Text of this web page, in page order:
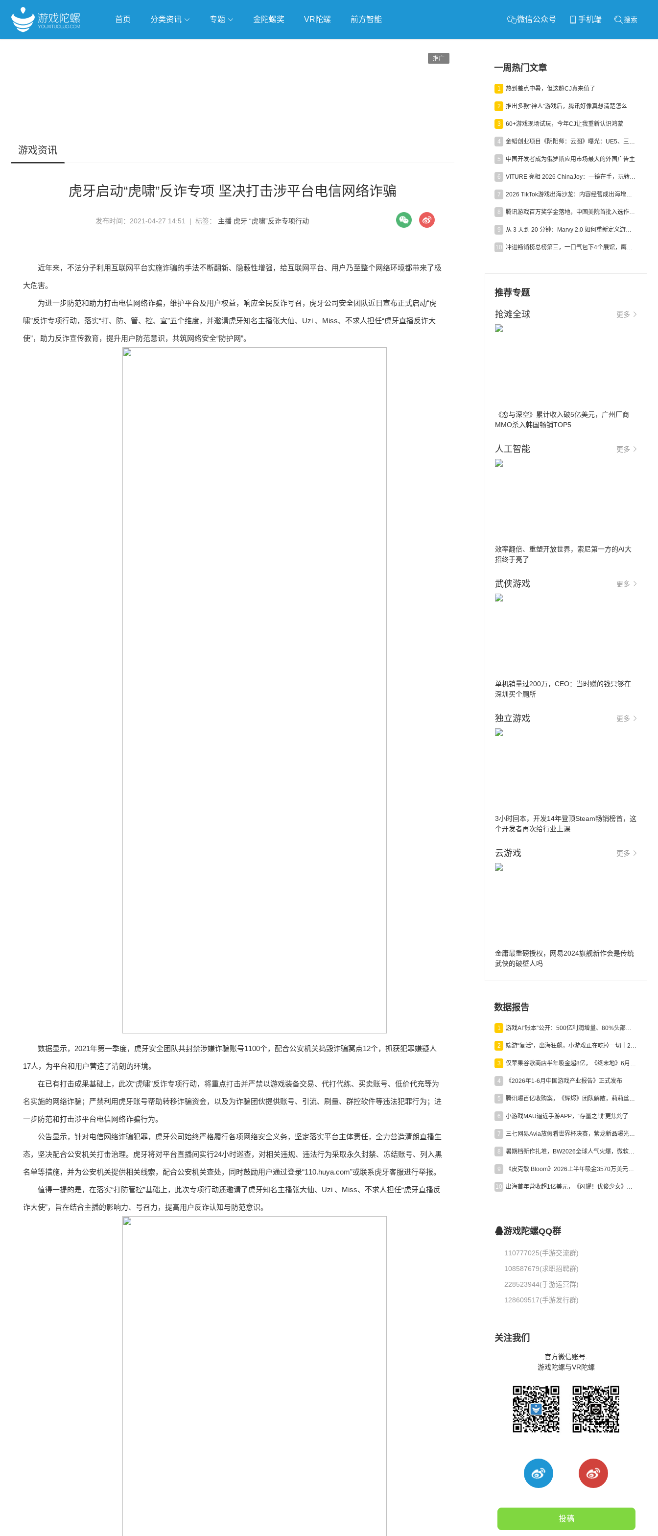
首页 分类资讯 专题 金陀螺奖 VR陀螺 前方智能 微信公众号 手机端 搜索
推广
游戏资讯
虎牙启动“虎啸”反诈专项 坚决打击涉平台电信网络诈骗
发布时间：2021-04-27 14:51 | 标签： 主播 虎牙 “虎啸”反诈专项行动
近年来，不法分子利用互联网平台实施诈骗的手法不断翻新、隐蔽性增强，给互联网平台、用户乃至整个网络环境都带来了极
大危害。
为进一步防范和助力打击电信网络诈骗，维护平台及用户权益，响应全民反诈号召，虎牙公司安全团队近日宣布正式启动“虎
啸”反诈专项行动，落实“打、防、管、控、宣”五个维度，并邀请虎牙知名主播张大仙、Uzi 、Miss、不求人担任“虎牙直播反诈大
使”，助力反诈宣传教育，提升用户防范意识，共筑网络安全“防护网”。
数据显示，2021年第一季度，虎牙安全团队共封禁涉嫌诈骗账号1100个，配合公安机关捣毁诈骗窝点12个，抓获犯罪嫌疑人
17人，为平台和用户营造了清朗的环境。
在已有打击成果基础上，此次“虎啸”反诈专项行动，将重点打击并严禁以游戏装备交易、代打代练、买卖账号、低价代充等为
名实施的网络诈骗；严禁利用虎牙账号帮助转移诈骗资金，以及为诈骗团伙提供账号、引流、刷量、群控软件等违法犯罪行为；进
一步防范和打击涉平台电信网络诈骗行为。
公告显示，针对电信网络诈骗犯罪，虎牙公司始终严格履行各项网络安全义务，坚定落实平台主体责任，全力营造清朗直播生
态，坚决配合公安机关打击治理。虎牙将对平台直播间实行24小时巡查，对相关违规、违法行为采取永久封禁、冻结账号、列入黑
名单等措施，并为公安机关提供相关线索，配合公安机关查处，同时鼓励用户通过登录“110.huya.com”或联系虎牙客服进行举报。
值得一提的是，在落实“打防管控”基础上，此次专项行动还邀请了虎牙知名主播张大仙、Uzi 、Miss、不求人担任“虎牙直播反
诈大使”，旨在结合主播的影响力、号召力，提高用户反诈认知与防范意识。
一周热门文章
1 热到差点中暑，但这趟CJ真来值了
2 推出多款“神人”游戏后，腾讯好像真想清楚怎么做二次元了
3 60+游戏现场试玩，今年CJ让我重新认识鸿蒙
4 金韬创业项目《阴阳师：云图》曝光：UE5、三端互通、ARPG
5 中国开发者成为俄罗斯应用市场最大的外国广告主
6 VITURE 亮相 2026 ChinaJoy：一镜在手，玩转全场！
7 2026 TikTok游戏出海沙龙：内容经营成出海增长新引擎
8 腾讯游戏百万奖学金落地，中国美院首批入选作品获业内关注
9 从 3 天到 20 分钟：Marvy 2.0 如何重新定义游戏出海营销效率？
10 冲进畅销榜总榜第三，一口气包下4个展馆，鹰角把嘉年华做爆了
推荐专题
抢滩全球 更多
《恋与深空》累计收入破5亿美元，广州厂商
MMO杀入韩国畅销TOP5
人工智能 更多
效率翻倍、重塑开放世界，索尼第一方的AI大
招终于亮了
武侠游戏 更多
单机销量过200万，CEO：当时赚的钱只够在
深圳买个厕所
独立游戏 更多
3小时回本，开发14年登顶Steam畅销榜首，这
个开发者再次给行业上课
云游戏 更多
金庸最重磅授权，网易2024旗舰新作会是传统
武侠的破壁人吗
数据报告
1 游戏AI“账本”公开：500亿利润增量、80%头部入局，谁在闷声发财？
2 端游“复活”，出海狂飙，小游戏正在吃掉一切｜2026上半年产业报告
3 仅苹果谷歌商店半年吸金超8亿，《终末地》6月份收入显著回暖
4 《2026年1-6月中国游戏产业报告》正式发布
5 腾讯曝百亿收购案，《辉烬》团队解散，莉莉丝新作曝光｜陀螺周报
6 小游戏MAU逼近手游APP，“存量之战”更焦灼了
7 三七网易Avia放假看世界杯决赛，紫龙新品曝光，米哈游新作上线 | 陀螺周报
8 暑期档新作扎堆，BW2026全球人气火爆，微软XBOX大裁员|陀螺周报
9 《皮克敏 Bloom》2026上半年吸金3570万美元，中国台湾成最大市场
10 出海首年营收超1亿美元，《闪耀！优俊少女》美国市场占比达七成
游戏陀螺QQ群
110777025(手游交流群)
108587679(求职招聘群)
228523944(手游运营群)
128609517(手游发行群)
关注我们
官方微信账号:
游戏陀螺与VR陀螺
投稿